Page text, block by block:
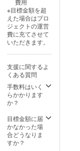
の活動
を応援
しなが
ら、震
災を経
た今の
町
を“そっ
と歩い
てみ
る”。 そ
んな時
心に何
かを届
けてく
援者様
ご自身
でご負
担をお
願いい
たしま
た、ご
予約も
支援者
様ご自
身にて
いたし
ます。
チケッ
トは現
欄に掲
載を希
望され
るお名
前をご
記入く
※ こち
らのプ
ランに
つきま
して
社会的
勢力お
よびそ
れに準
※目標金額を超
えた場合はプロ
ジェクトの運営
費に充てさせて
いただきます。
支援に関するよ
くある質問
手数料はいく
らかかります
か？
目標金額に届
かなかった場
合どうなりま
すか？